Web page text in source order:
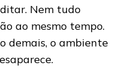
Nem tudo
ao mesmo tempo.
demais, o ambiente